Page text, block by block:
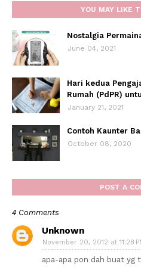
YOU MAY LIKE
Nostalgia
June 04, 2021
Hari kedua
Rumah (PdPR)
January 21, 2021
Contoh Kaunter
October 08, 2020
POST A
4 Comments
Unknown
November 20, 2012 at 11:28
apa-apa pon dah buat yg